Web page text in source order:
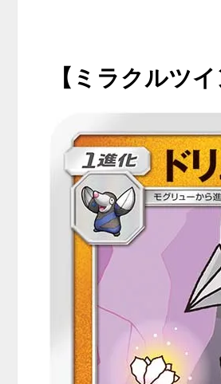
【ミラクルツ